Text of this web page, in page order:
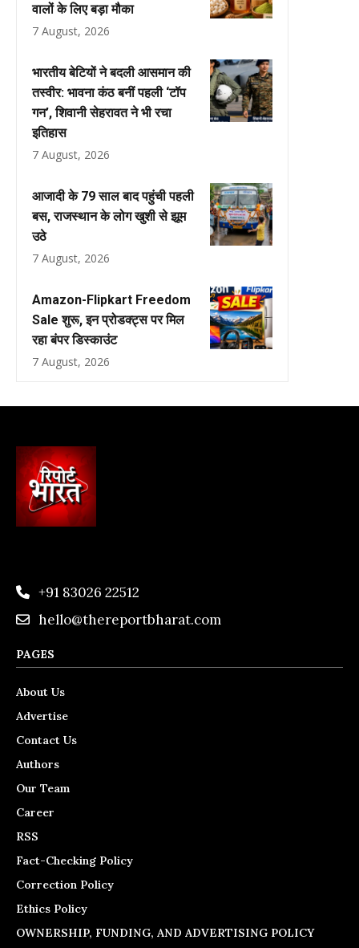
वालों के लिए बड़ा मौका
7 August, 2026
भारतीय बेटियों ने बदली आसमान की
तस्वीर: भावना कंठ बनीं पहली ‘टॉप
गन’, शिवानी सेहरावत ने भी रचा
इतिहास
7 August, 2026
आजादी के 79 साल बाद पहुंची पहली
बस, राजस्थान के लोग खुशी से झूम
उठे
7 August, 2026
Amazon-Flipkart Freedom
Sale शुरू, इन प्रोडक्ट्स पर मिल
रहा बंपर डिस्काउंट
7 August, 2026
+91 83026 22512
hello@thereportbharat.com
PAGES
About Us
Advertise
Contact Us
Authors
Our Team
Career
RSS
Fact-Checking Policy
Correction Policy
Ethics Policy
OWNERSHIP, FUNDING, AND ADVERTISING POLICY